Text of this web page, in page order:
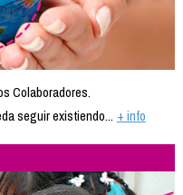
Colaboradores.
seguir existiendo... + info